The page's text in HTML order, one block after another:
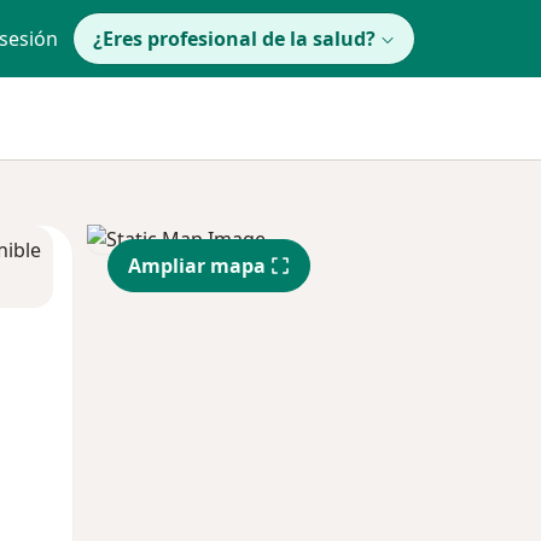
¿Eres profesional de la salud?
Ampliar mapa